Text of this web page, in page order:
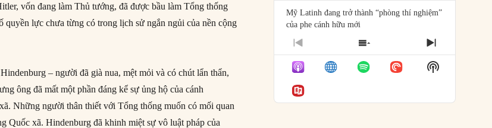
vốn đang làm Thủ tướng, đã được bầu làm Tổng thống
quyền lực chưa từng có trong lịch sử ngắn ngủi của nền cộng
– người đã già nua, mệt mỏi và có chút lẩn thẩn,
ông đã mất một phần đáng kể sự ủng hộ của cánh
Những người thân thiết với Tổng thống muốn có mối quan
Quốc xã. Hindenburg đã khinh miệt sự vô luật pháp của
Mỹ Latinh đang trở thành “phòng thí nghiệm”
của phe cánh hữu mới
04/08/2026
Tại sao Trung Quốc phủ nhận cuộc gặp với
Ngoại trưởng Nhật Bản?
04/08/2026
PREVIOUS
EPISODE
SHOW
EPISODES
LIST
NEXT
EPISODE
Show
Podcast